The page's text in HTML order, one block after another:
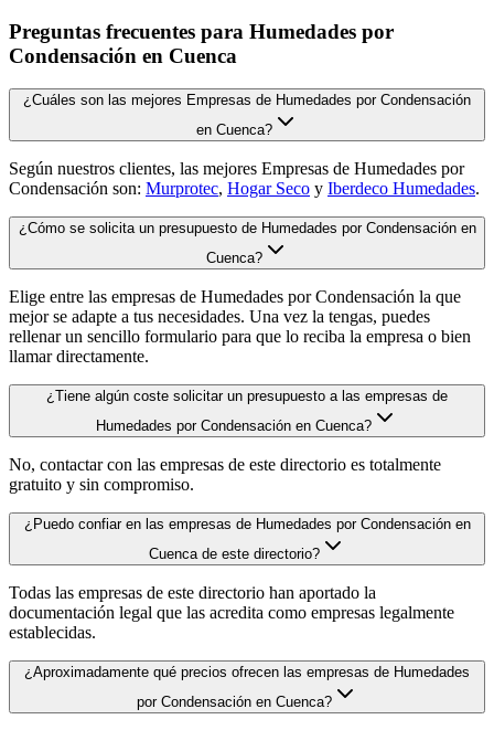
Preguntas frecuentes para Humedades por
Condensación en Cuenca
¿Cuáles son las mejores Empresas de Humedades por Condensación
en Cuenca?
Según nuestros clientes, las mejores Empresas de Humedades por
Condensación son: Murprotec, Hogar Seco y Iberdeco Humedades.
¿Cómo se solicita un presupuesto de Humedades por Condensación en
Cuenca?
Elige entre las empresas de Humedades por Condensación la que
mejor se adapte a tus necesidades. Una vez la tengas, puedes
rellenar un sencillo formulario para que lo reciba la empresa o bien
llamar directamente.
¿Tiene algún coste solicitar un presupuesto a las empresas de
Humedades por Condensación en Cuenca?
No, contactar con las empresas de este directorio es totalmente
gratuito y sin compromiso.
¿Puedo confiar en las empresas de Humedades por Condensación en
Cuenca de este directorio?
Todas las empresas de este directorio han aportado la
documentación legal que las acredita como empresas legalmente
establecidas.
¿Aproximadamente qué precios ofrecen las empresas de Humedades
por Condensación en Cuenca?